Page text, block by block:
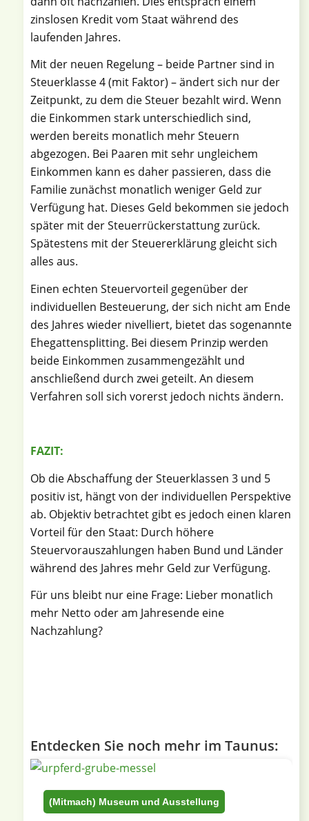
zinslosen Kredit vom Staat während des
laufenden Jahres.
Mit der neuen Regelung – beide Partner sind in
Steuerklasse 4 (mit Faktor) – ändert sich nur der
Zeitpunkt, zu dem die Steuer bezahlt wird. Wenn
die Einkommen stark unterschiedlich sind,
werden bereits monatlich mehr Steuern
abgezogen. Bei Paaren mit sehr ungleichem
Einkommen kann es daher passieren, dass die
Familie zunächst monatlich weniger Geld zur
Verfügung hat. Dieses Geld bekommen sie jedoch
später mit der Steuerrückerstattung zurück.
Spätestens mit der Steuererklärung gleicht sich
alles aus.
Einen echten Steuervorteil gegenüber der
individuellen Besteuerung, der sich nicht am Ende
des Jahres wieder nivelliert, bietet das sogenannte
Ehegattensplitting. Bei diesem Prinzip werden
beide Einkommen zusammengezählt und
anschließend durch zwei geteilt. An diesem
Verfahren soll sich vorerst jedoch nichts ändern.
FAZIT:
Ob die Abschaffung der Steuerklassen 3 und 5
positiv ist, hängt von der individuellen Perspektive
ab. Objektiv betrachtet gibt es jedoch einen klaren
Vorteil für den Staat: Durch höhere
Steuervorauszahlungen haben Bund und Länder
während des Jahres mehr Geld zur Verfügung.
Für uns bleibt nur eine Frage: Lieber monatlich
mehr Netto oder am Jahresende eine
Nachzahlung?
Entdecken Sie noch mehr im Taunus:
(Mitmach) Museum und Ausstellung